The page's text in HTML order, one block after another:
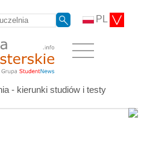
PL
- kierunki studiów i testy